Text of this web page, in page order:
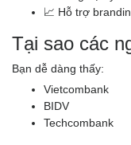
📈 Hỗ trợ
Tại sao các
Bạn dễ dàng thấy:
Vietcombank
BIDV
Techcombank